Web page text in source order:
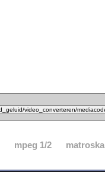
mpeg 1/2 matroska